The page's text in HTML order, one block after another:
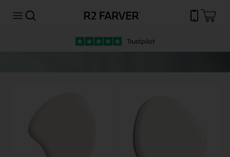
Trustpilot